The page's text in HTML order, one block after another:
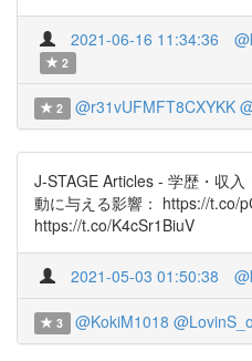
2021-06-16 11:34:36
2
2 @r31vUFMFT8CXYKK
J-STAGE Articles - 学歴・収
動に与える影響： https://t.co/
https://t.co/K4cSr1BiuV
2021-05-03 01:50:38
3 @KokiM1018